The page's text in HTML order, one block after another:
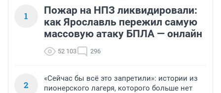
1
Пожар на НПЗ ликвидировали:
как Ярославль пережил самую
массовую атаку БПЛА — онлайн
52 103 296
2
«Сейчас бы всё это запретили»: истории из
пионерского лагеря, которого больше нет